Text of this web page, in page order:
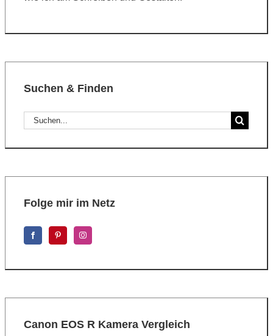
Suchen & Finden
Suche
nach:
Folge mir im Netz
Canon EOS R Kamera Vergleich